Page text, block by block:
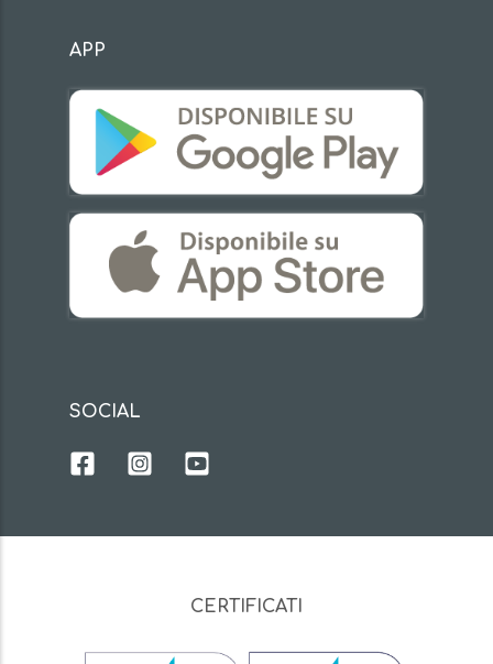
APP
SOCIAL
CERTIFICATI